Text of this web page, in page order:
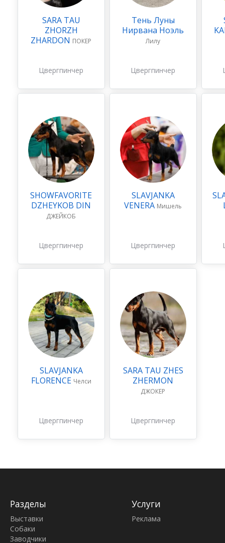
SARA TAU
ZHORZH
ZHARDON ПОКЕР
Цвергпинчер
Тень Луны
Нирвана Ноэль
Лилу
Цвергпинчер
SHOWFAVORITE
DZHEYKOB DIN
ДЖЕЙКОБ
Цвергпинчер
SLAVJANKA
VENERA Мишель
Цвергпинчер
SLAVJANKA
FLORENCE Челси
Цвергпинчер
SARA TAU ZHES
ZHERMON
ДЖОКЕР
Цвергпинчер
Разделы
Выставки
Собаки
Заводчики
Услуги
Реклама